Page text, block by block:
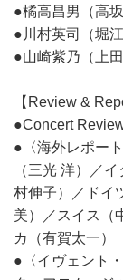
●橘高昌男（高
●川村英司（堀
●山崎紫乃（上
【Review &
●Concert
●〈海外レポー
（三光 洋）／
村伸子）／ド
美）／スイス（
カ（有賀太一）
●〈イヴェント